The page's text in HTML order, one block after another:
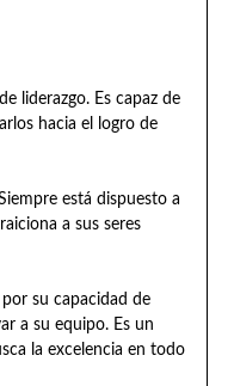
liderazgo. Es capaz de
hacia el logro de
está dispuesto a
a sus seres
su capacidad de
a su equipo. Es un
la excelencia en todo